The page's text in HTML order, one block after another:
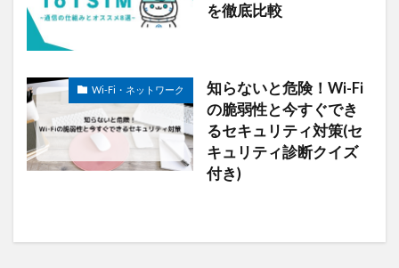
を徹底比較
Wi-Fi・ネットワーク
知らないと危険！Wi-Fi
の脆弱性と今すぐでき
るセキュリティ対策(セ
キュリティ診断クイズ
付き)